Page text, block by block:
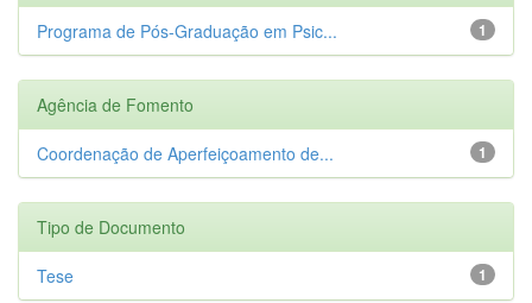
1
Programa de Pós-Graduação em Psic...
Agência de Fomento
1
Coordenação de Aperfeiçoamento de...
Tipo de Documento
1
Tese